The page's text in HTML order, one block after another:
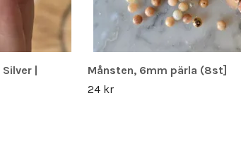
|
Månsten, 6mm pärla (8st]
24 kr